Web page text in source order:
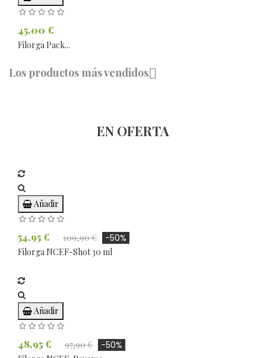
45,00 €
Filorga Pack...
Los productos más vendidos
EN OFERTA
Añadir
54,95 € 109,90 € -50%
Filorga NCEF-Shot 30 ml
Añadir
48,95 € 97,90 € -50%